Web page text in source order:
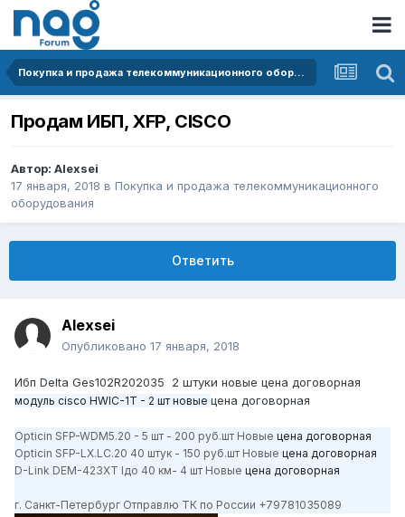
Покупка и продажа телекоммуникационного оборудования
Продам ИБП, XFP, CISCO
Автор: Alexsei
17 января, 2018 в Покупка и продажа телекоммуникационного
оборудования
Ответить
Alexsei
Опубликовано 17 января, 2018
Ибп Delta Ges102R202035 2 штуки новые цена договорная
модуль cisco HWIC-1T - 2 шт новые цена договорная
Opticin SFP-WDM5.20 - 5 шт - 200 руб.шт Новые цена договорная
Opticin SFP-LX.LC.20 40 штук - 150 руб.шт Новые цена договорная
D-Link DEM-423XT lдо 40 км- 4 шт Новые цена договорная
г. Санкт-Петербург Отправлю ТК по России +79781035089